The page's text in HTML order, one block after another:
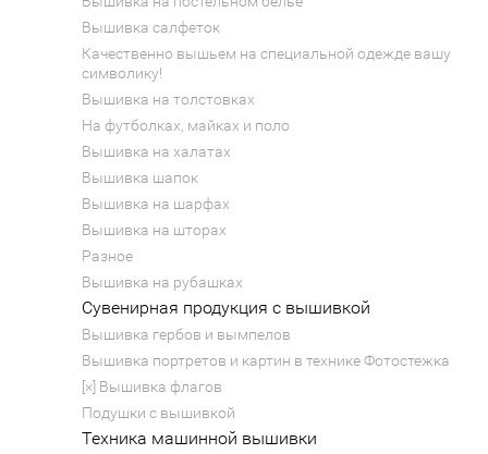
Вышивка салфеток
Качественно вышьем на специальной одежде вашу
символику!
Вышивка на толстовках
На футболках, майках и поло
Вышивка на халатах
Вышивка шапок
Вышивка на шарфах
Вышивка на шторах
Разное
Вышивка на рубашках
Сувенирная продукция с вышивкой
Вышивка гербов и вымпелов
Вышивка портретов и картин в технике Фотостежка
[×] Вышивка флагов
Подушки с вышивкой
Техника машинной вышивки